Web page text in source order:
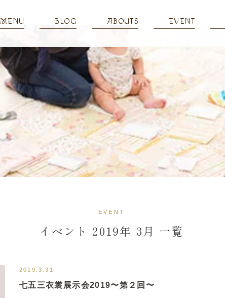
MENU BLOG ABOUTS EVENT
EVENT
イベント 2019年 3月 一覧
2019.3.31
七五三衣裳展示会2019〜第２回〜